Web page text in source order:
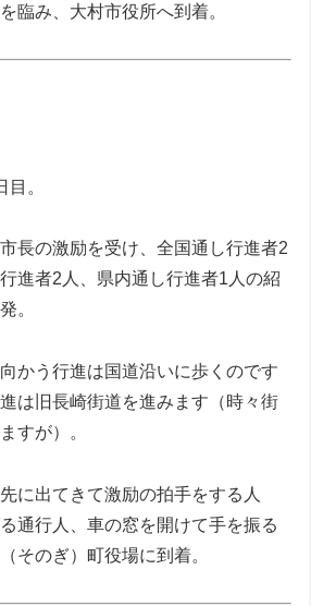
臨み、大村市役所へ到着。
。
長の激励を受け、全国通し行進者2
進者2人、県内通し行進者1人の紹
。
かう行進は国道沿いに歩くのです
は旧長崎街道を進みます（時々街
すが）。
に出てきて激励の拍手をする人
通行人、車の窓を開けて手を振る
そのぎ）町役場に到着。